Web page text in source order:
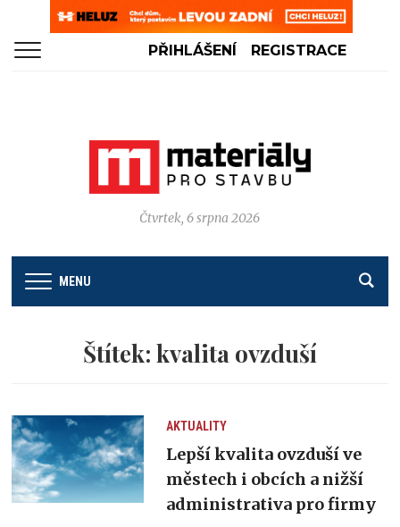
PŘIHLÁŠENÍ REGISTRACE
Čtvrtek, 6 srpna 2026
MENU
Štítek: kvalita ovzduší
AKTUALITY
Lepší kvalita ovzduší ve
městech i obcích a nižší
administrativa pro firmy